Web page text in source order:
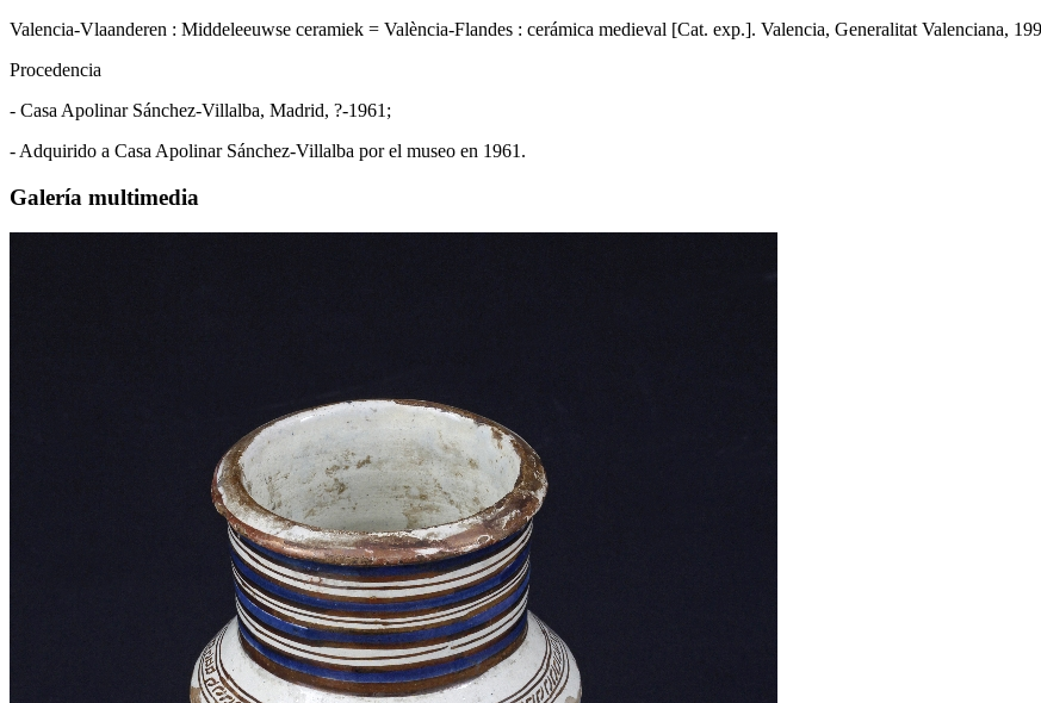
Valencia-Vlaanderen : Middeleeuwse ceramiek = València-Flandes : cerámica medieval [Cat. exp.]. Valencia, Generalitat Valenciana,
Procedencia
- Casa Apolinar Sánchez-Villalba, Madrid, ?-1961;
- Adquirido a Casa Apolinar Sánchez-Villalba por el museo en 1961.
Galería multimedia